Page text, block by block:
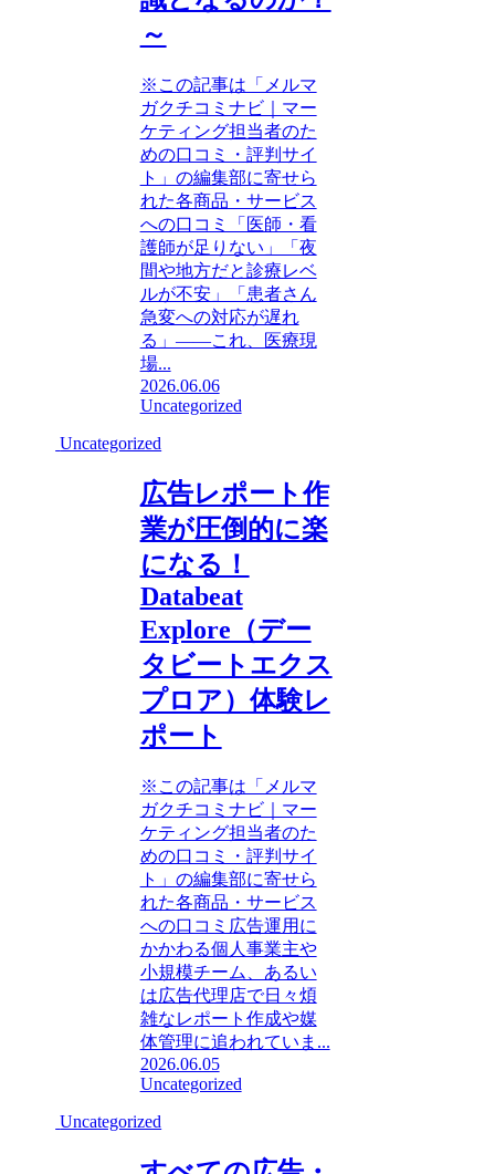
～
※この記事は「メルマ
ガクチコミナビ｜マー
ケティング担当者のた
めの口コミ・評判サイ
ト」の編集部に寄せら
れた各商品・サービス
への口コミ「医師・看
護師が足りない」「夜
間や地方だと診療レベ
ルが不安」「患者さん
急変への対応が遅れ
る」――これ、医療現
場...
2026.06.06
Uncategorized
Uncategorized
広告レポート作
業が圧倒的に楽
になる！
Databeat
Explore（デー
タビートエクス
プロア）体験レ
ポート
※この記事は「メルマ
ガクチコミナビ｜マー
ケティング担当者のた
めの口コミ・評判サイ
ト」の編集部に寄せら
れた各商品・サービス
への口コミ広告運用に
かかわる個人事業主や
小規模チーム、あるい
は広告代理店で日々煩
雑なレポート作成や媒
体管理に追われていま...
2026.06.05
Uncategorized
Uncategorized